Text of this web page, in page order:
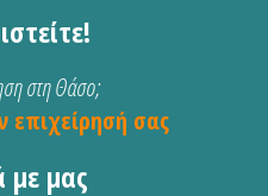
στη Θάσο;
επιχείρησή σας
με μας